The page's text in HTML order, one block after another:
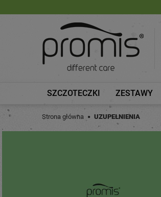
SZCZOTECZKI ZESTAWY
Strona główna UZUPEŁNIENIA